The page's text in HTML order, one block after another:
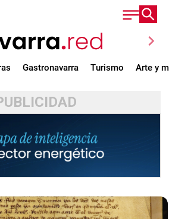
chevron_right
Gastronavarra Turismo Arte y